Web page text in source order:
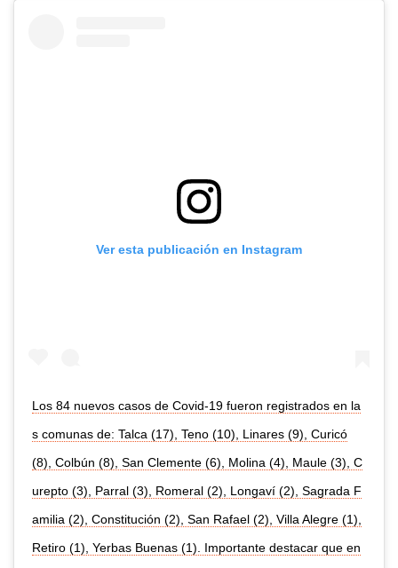
Ver esta publicación en Instagram
Los 84 nuevos casos de Covid-19 fueron registrados en la
s comunas de: Talca (17), Teno (10), Linares (9), Curicó
(8), Colbún (8), San Clemente (6), Molina (4), Maule (3), C
urepto (3), Parral (3), Romeral (2), Longaví (2), Sagrada F
amilia (2), Constitución (2), San Rafael (2), Villa Alegre (1),
Retiro (1), Yerbas Buenas (1). Importante destacar que en